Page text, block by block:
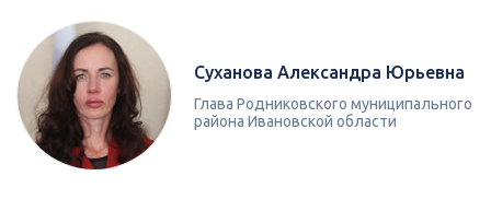
Суханова Александра Юрьевна
Глава Родниковского муниципального
района Ивановской области